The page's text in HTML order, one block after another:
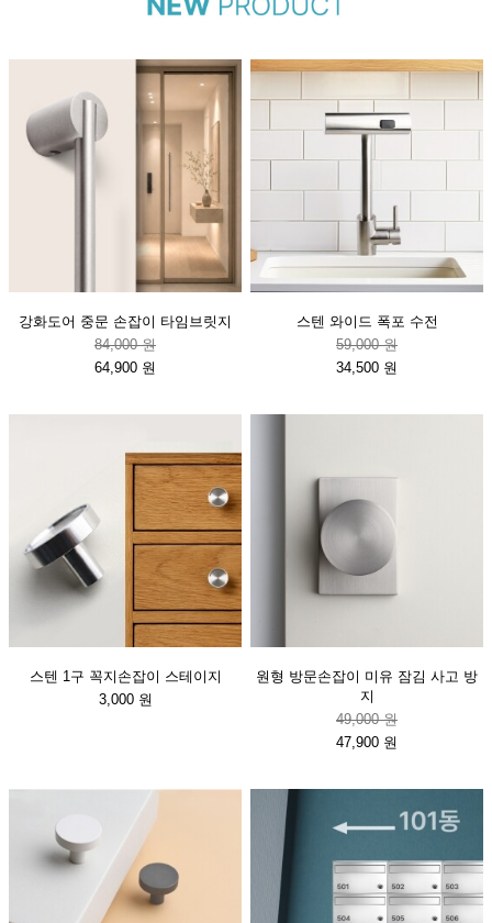
강화도어 중문 손잡이 타임브릿지
84,000 원
64,900 원
스텐 와이드 폭포 수전
59,000 원
34,500 원
스텐 1구 꼭지손잡이 스테이지
3,000 원
원형 방문손잡이 미유 잠김 사고 방
지
49,000 원
47,900 원